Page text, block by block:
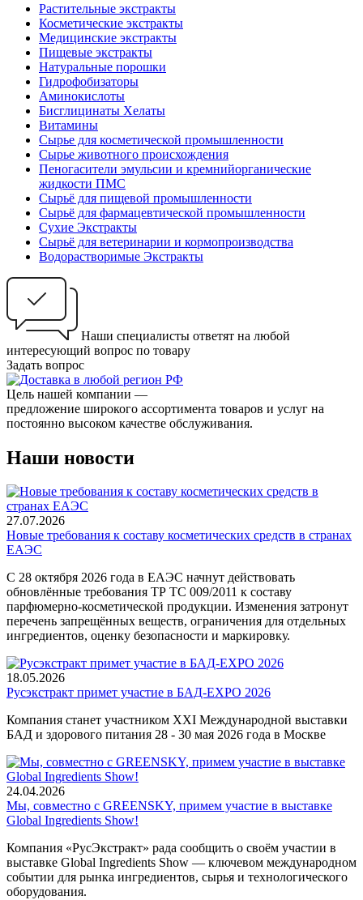
Растительные экстракты
Косметические экстракты
Медицинские экстракты
Пищевые экстракты
Натуральные порошки
Гидрофобизаторы
Аминокислоты
Бисглицинаты Хелаты
Витамины
Сырье для косметической промышленности
Сырье животного происхождения
Пеногасители эмульсии и кремнийорганические
жидкости ПМС
Сырьё для пищевой промышленности
Сырьё для фармацевтической промышленности
Сухие Экстракты
Сырьё для ветеринарии и кормопроизводства
Водорастворимые Экстракты
Наши специалисты ответят на любой
интересующий вопрос по товару
Задать вопрос
Цель нашей компании —
предложение широкого ассортимента товаров и услуг на
постоянно высоком качестве обслуживания.
Наши новости
27.07.2026
Новые требования к составу косметических средств в странах
ЕАЭС
С 28 октября 2026 года в ЕАЭС начнут действовать
обновлённые требования ТР ТС 009/2011 к составу
парфюмерно-косметической продукции. Изменения затронут
перечень запрещённых веществ, ограничения для отдельных
ингредиентов, оценку безопасности и маркировку.
18.05.2026
Русэкстракт примет участие в БАД-EXPO 2026
Компания станет участником XXI Международной выставки
БАД и здорового питания 28 - 30 мая 2026 года в Москве
24.04.2026
Мы, совместно с GREENSKY, примем участие в выставке
Global Ingredients Show!
Компания «РусЭкстракт» рада сообщить о своём участии в
выставке Global Ingredients Show — ключевом международном
событии для рынка ингредиентов, сырья и технологического
оборудования.